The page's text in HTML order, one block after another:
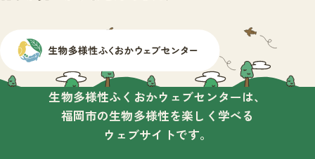
生物多様性ふくおかウェブセンターは、
福岡市の生物多様性を楽しく学べる
ウェブサイトです。